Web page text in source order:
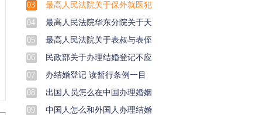
03
最高人民法院关于保外就医犯
04
最高人民法院华东分院关于天
05
最高人民法院关于表叔与表侄
06
民政部关于办理结婚登记不应
07
办结婚登记 读暂行条例一目
08
出国人员怎么在中国办理婚姻
09
中国人怎么和外国人办理结婚